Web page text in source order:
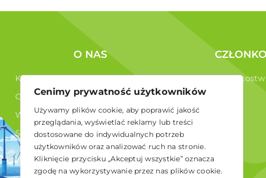
Cenimy prywatność użytkowników
Używamy plików cookie, aby poprawić jakość
przeglądania, wyświetlać reklamy lub treści
dostosowane do indywidualnych potrzeb
użytkowników oraz analizować ruch na stronie.
Kliknięcie przycisku „Akceptuj wszystkie” oznacza
zgodę na wykorzystywanie przez nas plików cookie.
O NAS
Kim jesteśmy ?
Co robimy ?
Władze
Statut
RODO
Korzyści
Członkowie